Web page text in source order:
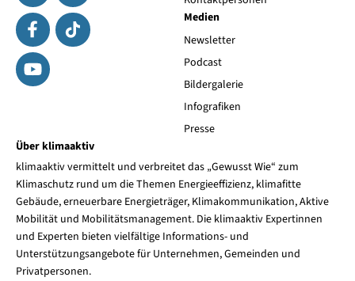
Medien
Newsletter
Podcast
Bildergalerie
Infografiken
Presse
Über klimaaktiv
klimaaktiv vermittelt und verbreitet das „Gewusst Wie“ zum
Klimaschutz rund um die Themen Energieeffizienz, klimafitte
Gebäude, erneuerbare Energieträger, Klimakommunikation, Aktive
Mobilität und Mobilitätsmanagement. Die klimaaktiv Expertinnen
und Experten bieten vielfältige Informations- und
Unterstützungsangebote für Unternehmen, Gemeinden und
Privatpersonen.